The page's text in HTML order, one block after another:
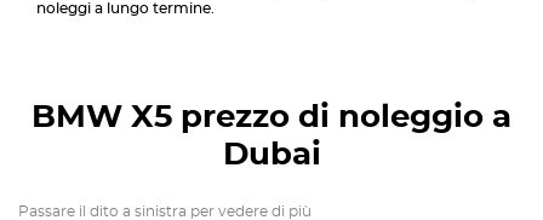
noleggi a lungo termine.
BMW X5 prezzo di noleggio a
Dubai
Passare il dito a sinistra per vedere di più